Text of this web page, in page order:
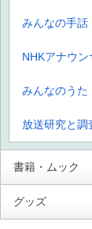
みんなの手話
NHKアナウ
みんなのうた
放送研究と調
書籍・ムック
グッズ